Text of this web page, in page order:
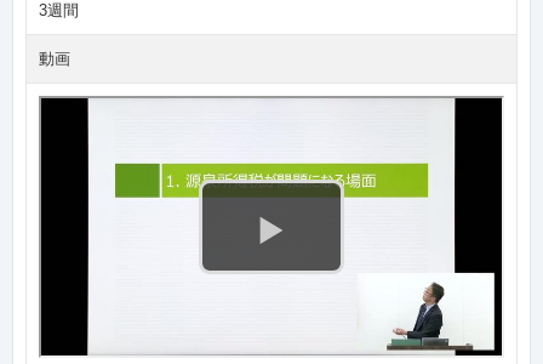
3週間
動画